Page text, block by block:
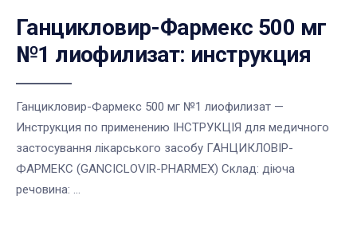
Ганцикловир-Фармекс 500 мг
№1 лиофилизат: инструкция
Ганцикловир-Фармекс 500 мг №1 лиофилизат —
Инструкция по применению ІНСТРУКЦІЯ для медичного
застосування лікарського засобу ГАНЦИКЛОВІР-
ФАРМЕКС (GANCICLOVIR-PHARMEX) Склад: діюча
речовина: ...